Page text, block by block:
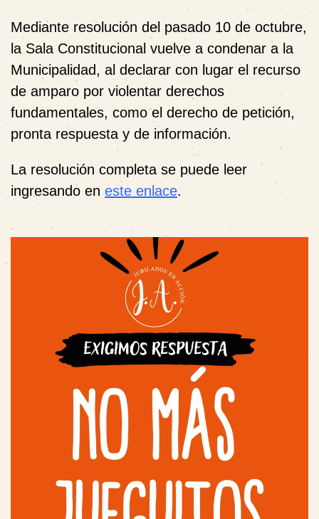
Mediante resolución del pasado 10 de octubre,
la Sala Constitucional vuelve a condenar a la
Municipalidad, al declarar con lugar el recurso
de amparo por violentar derechos
fundamentales, como el derecho de petición,
pronta respuesta y de información.
La resolución completa se puede leer
ingresando en este enlace.